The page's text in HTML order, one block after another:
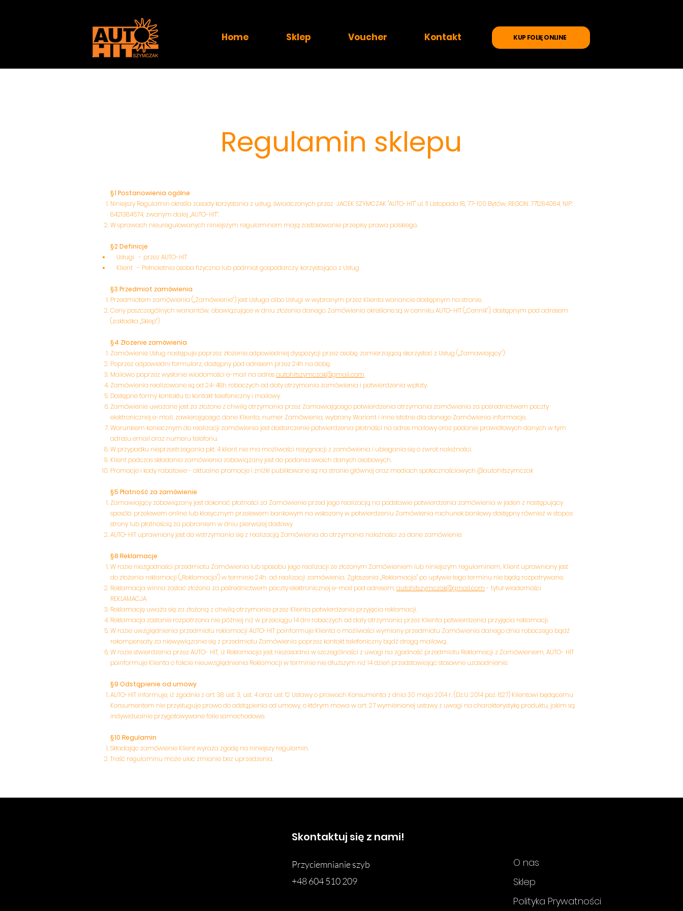
Home Sklep Voucher Kontakt KUP FOLIĘ ONLINE
Regulamin sklepu
§1 Postanowienia ogólne
Niniejszy Regulamin określa zasady korzystania z usług, świadczonych przez JACEK SZYMCZAK "AUTO-HIT" ul. 11 Listopada 18, 77-100 Bytów, REGON: 771284084, NIP:
8421384574, zwanym dalej „AUTO-HIT”.
W sprawach nieuregulowanych niniejszym regulaminem mają zastosowanie przepisy prawa polskiego.
§2 Definicje
Usługi - przez AUTO-HIT
Klient - Pełnoletnia osoba fizyczna lub podmiot gospodarczy, korzystająca z Usług
§3 Przedmiot zamówienia
Przedmiotem zamówienia („Zamówienie”) jest Usługa albo Usługi w wybranym przez Klienta wariancie dostępnym na stronie.
Ceny poszczególnych wariantów, obowiązujące w dniu złożenia danego Zamówienia określone są w cenniku AUTO-HIT („Cennik”), dostępnym pod adresem
(zakładka „Sklep”)
§4 Złożenie zamówienia
Zamówienie Usług następuje poprzez złożenie odpowiedniej dyspozycji przez osobę, zamierzającą skorzystać z Usług („Zamawiający”):
Poprzez odpowiedni formularz, dostępny pod adresem przez 24h na dobę.
Mailowo poprzez wysłanie wiadomości e-mail na adresautohitszymczak@gmail.com
Zamówienia realizowane są od 24-48h roboczych od daty otrzymania zamówienia i potwierdzenia wpłaty.
Dostępne formy kontaktu to kontakt telefoniczny i mailowy.
Zamówienie uważane jest za złożone z chwilą otrzymania przez Zamawiającego potwierdzenia otrzymania zamówienia za pośrednictwem poczty
elektronicznej e-mail, zawierającego: dane Klienta, numer Zamówienia, wybrany Wariant i inne istotne dla danego Zamówienia informacje.
Warunkiem koniecznym do realizacji zamówienia jest dostarczenie potwierdzenia płatności na adres mailowy oraz podanie prawidłowych danych w tym
adresu email oraz numeru telefonu.
W przypadku nieprzestrzegania pkt. 4 klient nie ma możliwości rezygnacji z zamówienia i ubiegania się o zwrot należności.
Klient podczas składania zamówienia zobowiązany jest do podania swoich danych osobowych.
Promocje i kody rabatowe - aktualne promocje i zniżki publikowane są na stronie głównej oraz mediach społecznościowych @autohitszymczak
§5 Płatność za zamówienie
Zamawiający zobowiązany jest dokonać płatności za Zamówienie przed jego realizacją na podstawie potwierdzenia zamówienia w jeden z następujący
sposób: przelewem online lub klasycznym przelewem bankowym na wskazany w potwierdzeniu Zamówienia rachunek bankowy dostępny również w stopce
strony lub płatnością za pobraniem w dniu pierwszej dostawy
AUTO-HIT uprawniony jest do wstrzymania się z realizacją Zamówienia do otrzymania należności za dane zamówienie.​
§8 Reklamacje
W razie niezgodności przedmiotu Zamówienia lub sposobu jego realizacji ze złożonym Zamówieniem lub niniejszym regulaminem, Klient uprawniony jest
do złożenia reklamacji („Reklamacja") w terminie 24h od realizacji zamówienia. Zgłoszenia „Reklamacja" po upływie tego terminu nie będą rozpatrywane.
Reklamacja winna zostać złożona za pośrednictwem poczty elektronicznej e-mail pod adresem:autohitszymczak@gmail.com- tytuł wiadomości
REKLAMACJA
Reklamację uważa się za złożoną z chwilą otrzymania przez Klienta potwierdzenia przyjęcia reklamacji.
Reklamacja zostanie rozpatrzona nie później niż w przeciągu 14 dni roboczych od daty otrzymania przez Klienta potwierdzenia przyjęcia reklamacji.
W razie uwzględnienia przedmiotu reklamacji AUTO-HIT poinformuje Klienta o możliwości wymiany przedmiotu Zamówienia danego dnia roboczego bądź
rekompensaty za niewywiązanie się z przedmiotu Zamówienia poprzez kontakt telefoniczny bądź drogą mailową.
W razie stwierdzenia przez AUTO- HIT, iż Reklamacja jest niezasadna w szczególności z uwagi na zgodność przedmiotu Reklamacji z Zamówieniem, AUTO- HIT
poinformuje Klienta o fakcie nieuwzględnienia Reklamacji w terminie nie dłuższym niż 14 dzień przedstawiając stosowne uzasadnienie.
§9 Odstąpienie od umowy
AUTO-HIT informuje, iż zgodnie z art. 38 ust. 3, ust. 4 oraz ust. 12 Ustawy o prawach Konsumenta z dnia 30 maja 2014 r. (Dz.U. 2014 poz. 827) Klientowi będącemu
Konsumentem nie przysługuje prawo do odstąpienia od umowy, o którym mowa w art. 27 wymienionej ustawy z uwagi na charakterystykę produktu, jakim są
indywidualnie przygotowywane folie samochodowe.
​§10 Regulamin
Składając zamówienie Klient wyraża zgodę na niniejszy regulamin.
Treść regulaminu może ulec zmianie bez uprzedzenia.
Skontaktuj się z nami!
Przyciemnianie szyb
+48 604 510 209
O nas
Sklep
Polityka Prywatności